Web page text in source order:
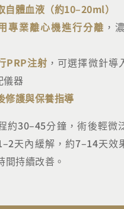
自體血液（約10–20ml）
專業離心機進行分離 ，
PRP注射 ，可選擇微針導
儀器
修護與保養指導
約30–45分鐘，術後輕微
天內緩解，約7–14天效
間持續改善。